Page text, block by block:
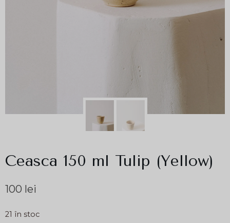
Ceasca 150 ml Tulip (Yellow)
100 lei
21 în stoc